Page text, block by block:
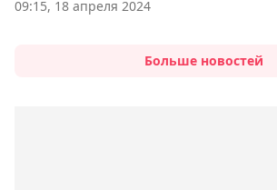
09:15, 18 апреля 2024
Больше новостей